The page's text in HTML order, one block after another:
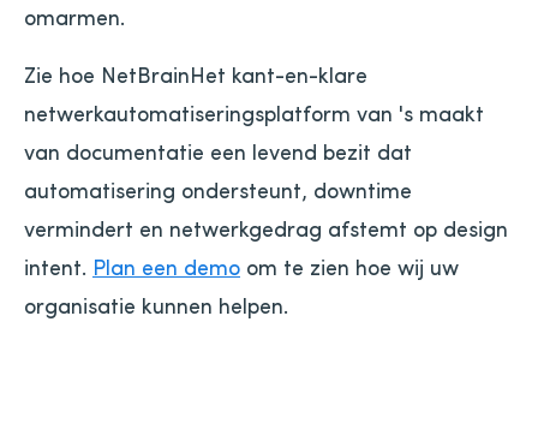
omarmen.
Zie hoe NetBrainHet kant-en-klare
netwerkautomatiseringsplatform van 's maakt
van documentatie een levend bezit dat
automatisering ondersteunt, downtime
vermindert en netwerkgedrag afstemt op design
intent. Plan een demo om te zien hoe wij uw
organisatie kunnen helpen.